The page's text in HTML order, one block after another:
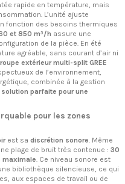
rapide en température, mais
L’unité ajuste
fonction des besoins thermiques
et 850 m³/h assure une
de la pièce. En été
agréable, sans courant d’air ni
extérieur multi-split GREE
de l’environnement,
combinée à la gestion
solution parfaite pour une
pour les zones
est sa discrétion sonore. Même
plage de bruit très contenue : 30
maximale. Ce niveau sonore est
bibliothèque silencieuse, ce qui
aux espaces de travail ou de